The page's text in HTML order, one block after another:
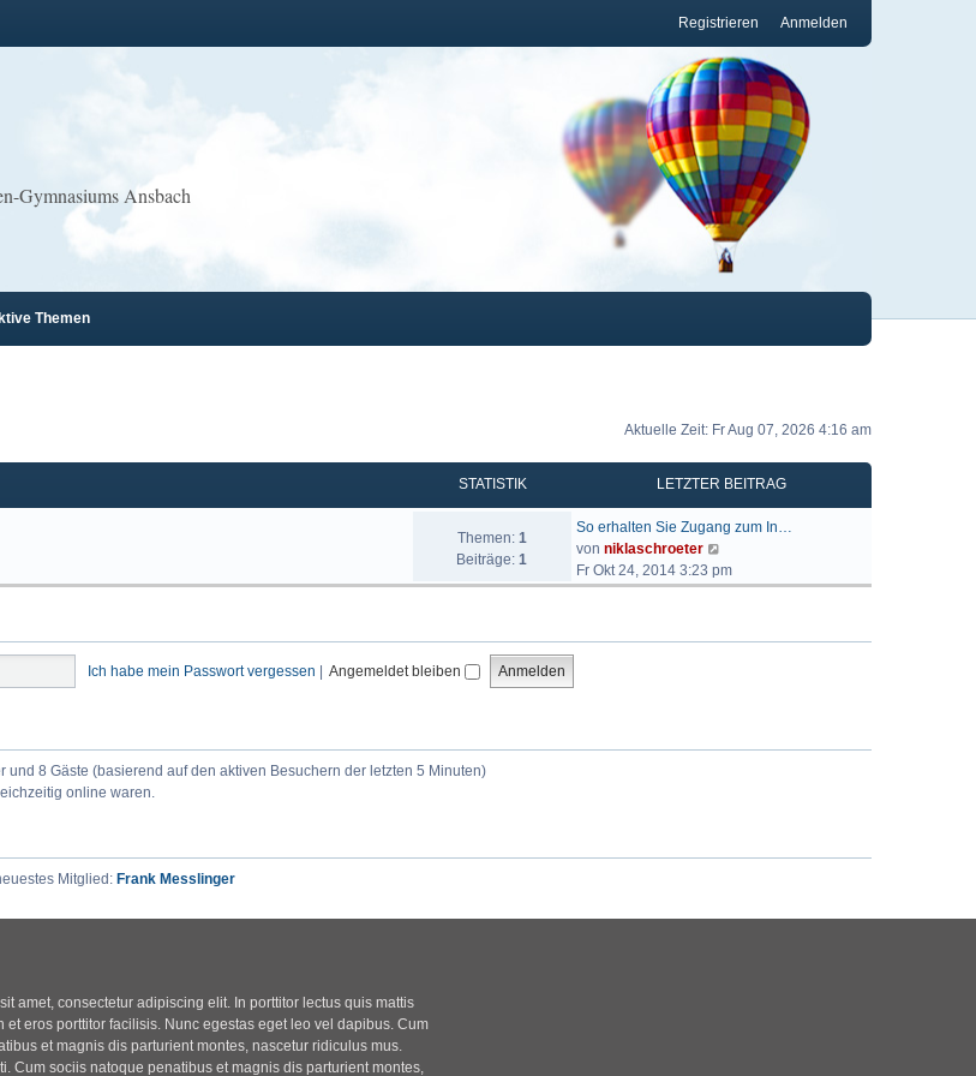
Anmelden
Registrieren
Gymnasiums Ansbach
Themen
Aktuelle Zeit: Fr Aug 07, 2026 4:16 am
STATISTIK LETZTER BEITRAG
Themen: 1
Beiträge: 1
So erhalten Sie Zugang zum In…
von niklaschroeter
e
u
Fr Okt 24, 2014 3:23 pm
Ich habe mein Passwort vergessen Angemeldet bleiben
8 Gäste (basierend auf den aktiven Besuchern der letzten 5 Minuten)
online waren.
Mitglied: Frank Messlinger
amet, consectetur adipiscing elit. In porttitor lectus quis mattis
et eros porttitor facilisis. Nunc egestas eget leo vel dapibus. Cum
et magnis dis parturient montes, nascetur ridiculus mus.
Cum sociis natoque penatibus et magnis dis parturient montes,